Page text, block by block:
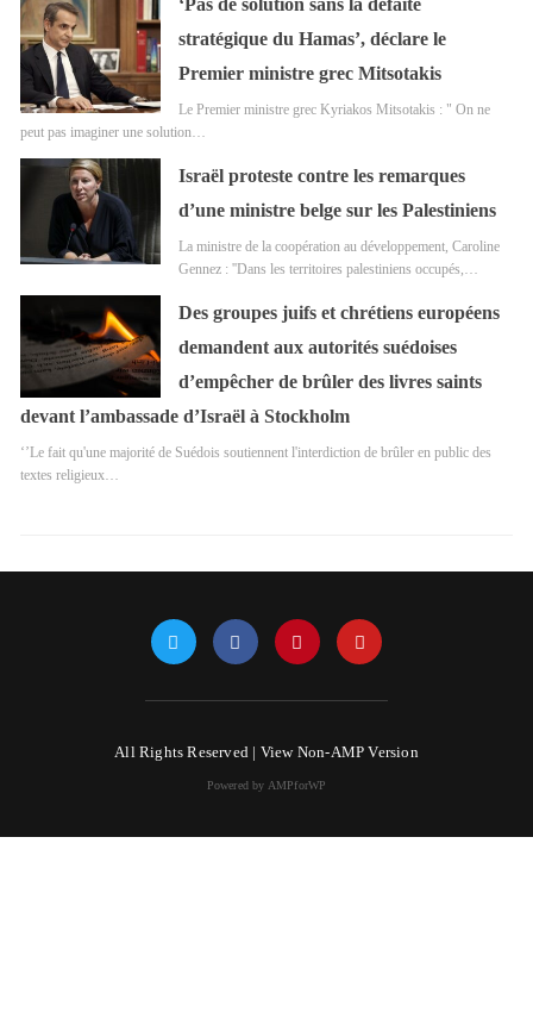
‘Pas de solution sans la défaite
stratégique du Hamas’, déclare le
Premier ministre grec Mitsotakis
Le Premier ministre grec Kyriakos Mitsotakis : " On ne
peut pas imaginer une solution…
Israël proteste contre les remarques
d’une ministre belge sur les Palestiniens
La ministre de la coopération au développement, Caroline
Gennez : ''Dans les territoires palestiniens occupés,…
Des groupes juifs et chrétiens européens
demandent aux autorités suédoises
d’empêcher de brûler des livres saints
devant l’ambassade d’Israël à Stockholm
‘’Le fait qu'une majorité de Suédois soutiennent l'interdiction de brûler en public des
textes religieux…
All Rights Reserved | View Non-AMP Version
Powered by AMPforWP